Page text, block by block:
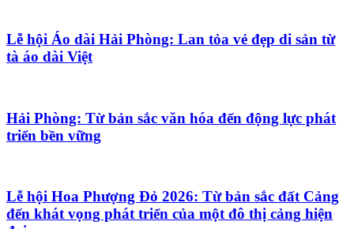
Lễ hội Áo dài Hải Phòng: Lan tỏa vẻ đẹp di sản từ
tà áo dài Việt
Hải Phòng: Từ bản sắc văn hóa đến động lực phát
triển bền vững
Lễ hội Hoa Phượng Đỏ 2026: Từ bản sắc đất Cảng
đến khát vọng phát triển của một đô thị cảng hiện